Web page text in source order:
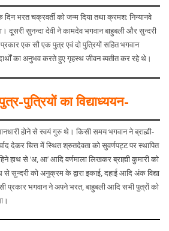
भरत चक्रवर्ती को जन्म दिया तथा क्रमश: निन्यानवे
दूसरी सुनन्दा देवी ने कामदेव भगवान बाहुबली और सुन्दरी
एक सौ एक पुत्र एवं दो पुत्रियों सहित भगवान
का अनुभव करते हुए गृहस्थ जीवन व्यतीत कर रहे थे।
पुत्रियों का विद्याध्ययन-
होने से स्वयं गुरु थे। किसी समय भगवान ने ब्राह्मी-
देकर चित्त में स्थित श्रुतदेवता को सुवर्णपट्ट पर स्थापित
हाथ से ‘अ, आ’ आदि वर्णमाला लिखकर ब्राह्मी कुमारी को
से सुन्दरी को अनुक्रम के द्वारा इकाई, दहाई आदि अंक विद्या
प्रकार भगवान ने अपने भरत, बाहुबली आदि सभी पुत्रों को